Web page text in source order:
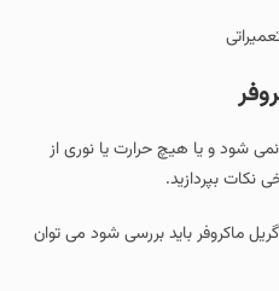
نمی شود و یا هیچ حرارت یا نوری از
نکات بپردازید.
ماکروفر باید بررسی شود می توان